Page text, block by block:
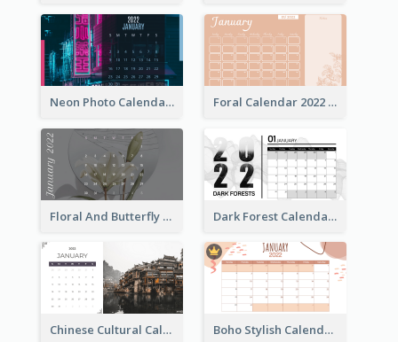
Neon Photo Calendar Foral Calendar 2022 With Notes
Floral And Butterfly Calendar Dark Forest Calendar
Chinese Cultural Calendar 2022 Boho Stylish Calendar